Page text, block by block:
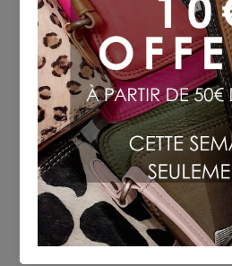
TU POURRAIS